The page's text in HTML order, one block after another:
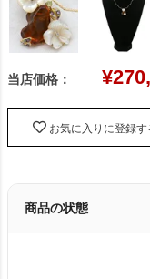
当店価格： ¥
お気に入りに登録す
商品の状態